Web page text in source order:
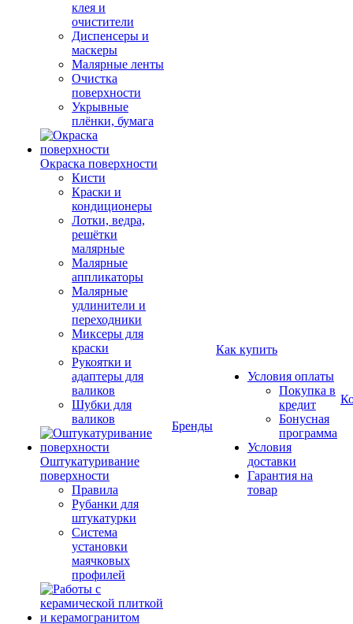
клея и
очистители
Диспенсеры и
маскеры
Малярные ленты
Очистка
поверхности
Укрывные
плёнки, бумага
Окраска поверхности
Кисти
Краски и
кондиционеры
Лотки, ведра,
решётки
малярные
Малярные
аппликаторы
Малярные
удлинители и
переходники
Миксеры для
краски
Рукоятки и
адаптеры для
валиков
Шубки для
валиков
Оштукатуривание
поверхности
Правила
Рубанки для
штукатурки
Система
установки
маячковых
профилей
Бренды
Как купить
Условия оплаты
Покупка в
кредит
Бонусная
программа
Условия
доставки
Гарантия на
товар